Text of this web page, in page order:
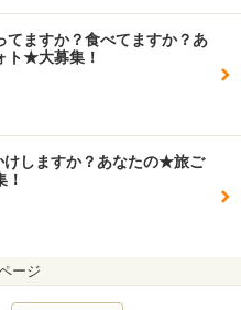
てますか？食べてますか？あ
ト★大募集！
けしますか？あなたの★旅ご
ージ